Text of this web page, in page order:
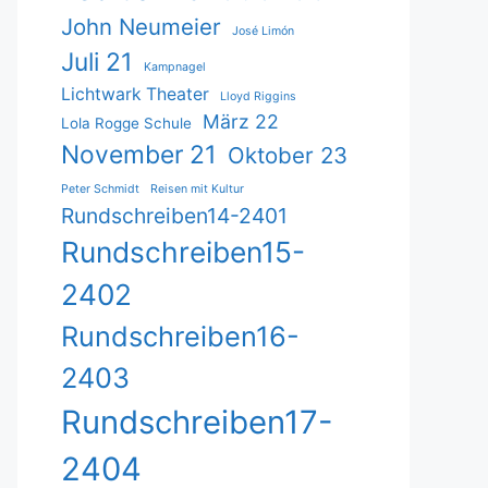
John Neumeier José Limón
Juli 21 Kampnagel
Lichtwark Theater Lloyd Riggins
Lola Rogge Schule März 22
November 21 Oktober 23
Peter Schmidt Reisen mit Kultur
Rundschreiben14-2401
Rundschreiben15-
2402
Rundschreiben16-
2403
Rundschreiben17-
2404